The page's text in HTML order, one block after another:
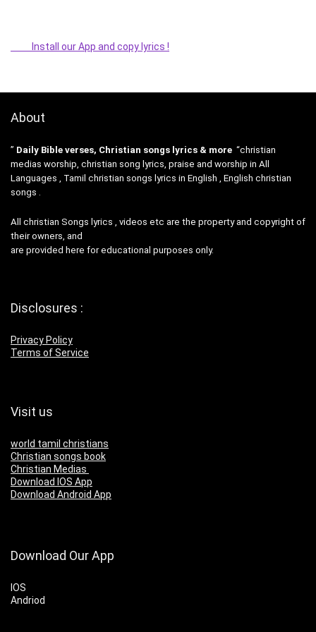
Install our App and copy lyrics !
About
” Daily Bible verses, Christian songs lyrics & more “christian
medias worship, christian song lyrics, praise and worship in All
Languages , Tamil christian songs lyrics in English , English christian
songs .
All christian Songs lyrics , videos etc are the property and copyright of
their owners, and
are provided here for educational purposes only.
Disclosures :
Privacy Policy
Terms of Service
Visit us
world tamil christians
Christian songs book
Christian Medias
Download IOS App
Download Android App
Download Our App
IOS
Andriod